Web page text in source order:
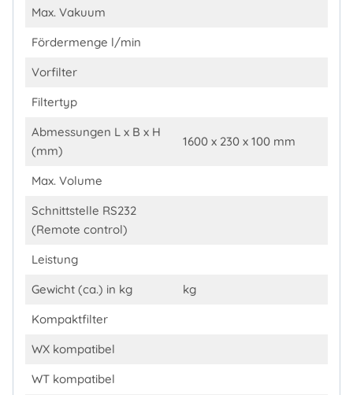
Max. Vakuum
Fördermenge l/min
Vorfilter
Filtertyp
Abmessungen L x B x H
(mm)
1600 x 230 x 100 mm
Max. Volume
Schnittstelle RS232
(Remote control)
Leistung
Gewicht (ca.) in kg
kg
Kompaktfilter
WX kompatibel
WT kompatibel